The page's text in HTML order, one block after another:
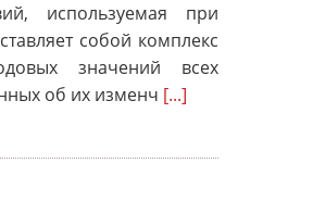
используемая при
собой комплекс
значений всех
об их изменч [...]